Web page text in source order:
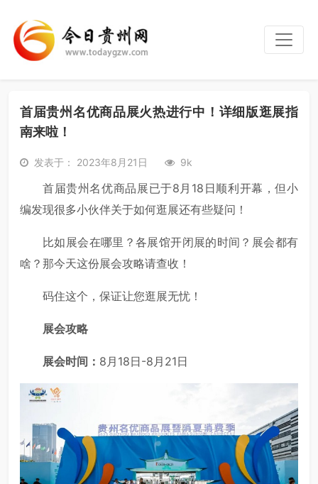
首届贵州名优商品展火热进行中！详细版逛展指
南来啦！
发表于： 2023年8月21日 9k
首届贵州名优商品展已于8月18日顺利开幕，但小
编发现很多小伙伴关于如何逛展还有些疑问！
比如展会在哪里？各展馆开闭展的时间？展会都有
啥？那今天这份展会攻略请查收！
码住这个，保证让您逛展无忧！
展会攻略
展会时间： 8月18日-8月21日